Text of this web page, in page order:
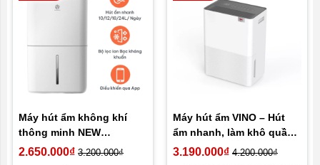
Máy hút ẩm không khí
thông minh NEW
WIDETECH (NWT) ( 10L -
2.650.000₫ 3.200.000₫
Máy hút ẩm VINO – Hút
ẩm nhanh, làm khô quần
áo, khử trùng sạch khuẩn
3.190.000₫ 4.200.000₫